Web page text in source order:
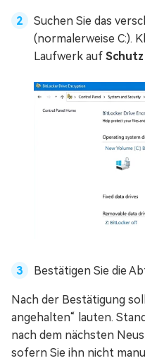
Suchen Sie das
(normalerweise C:).
Laufwerk auf
Bestätigen Sie die
Nach der Bestätigung
angehalten“ lauten.
nach dem nächsten
sofern Sie ihn nicht